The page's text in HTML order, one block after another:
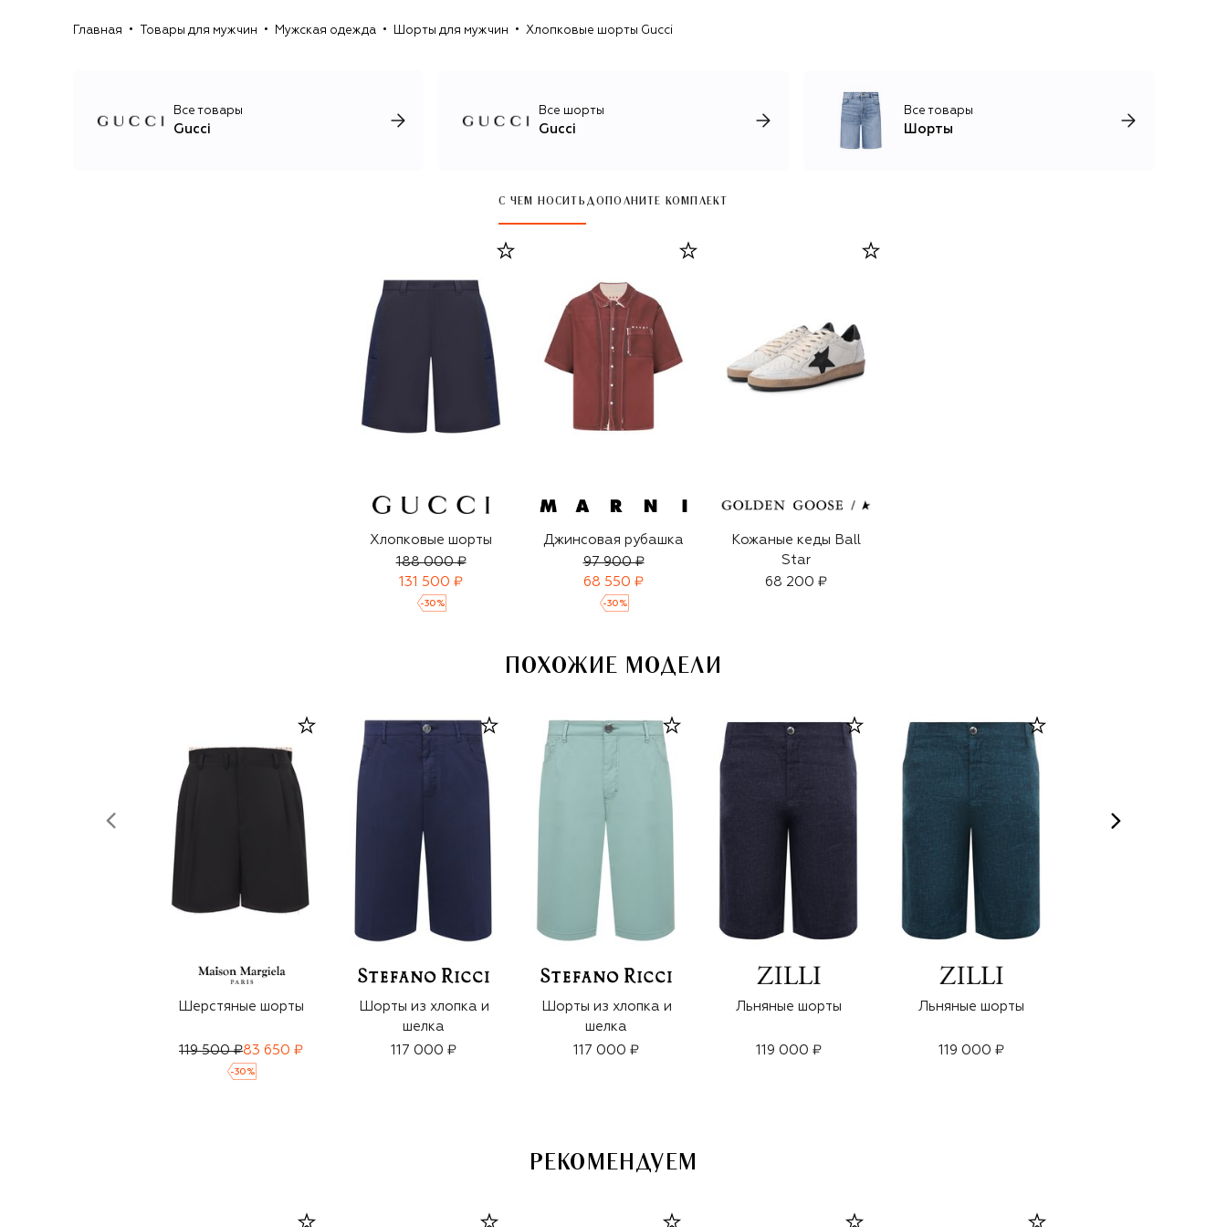
коллекций: мужской, женской и детской, ювелирной,
Главная Товары для мужчин Мужская одежда Шорты для мужчин Хлопковые шорты Gucci
Все товары
Gucci
Все шорты
Gucci
Все товары
Шорты
С ЧЕМ НОСИТЬ ДОПОЛНИТЕ КОМПЛЕКТ
Хлопковые шорты
188 000 ₽
131 500 ₽
-30 %
Джинсовая рубашка
97 900 ₽
68 550 ₽
-30 %
Кожаные кеды Ball
Star
68 200 ₽
ПОХОЖИЕ МОДЕЛИ
Шерстяные шорты
119 500 ₽83 650 ₽
-30 %
Шорты из хлопка и
шелка
117 000 ₽
Шорты из хлопка и
шелка
117 000 ₽
Льняные шорты
119 000 ₽
Льняные шорты
119 000 ₽
РЕКОМЕНДУЕМ